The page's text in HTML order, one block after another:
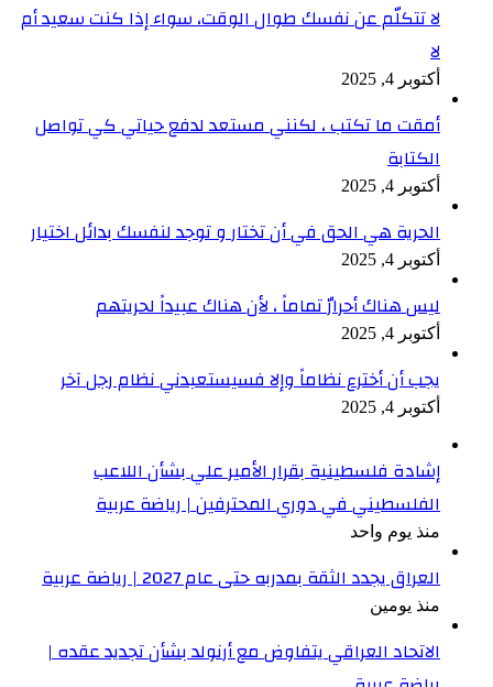
لا تتكلّم عن نفسك طوال الوقت، سواء إذا كنت سعيد أم
لا
أكتوبر 4, 2025
أمقت ما تكتب ، لكنني مستعد لدفع حياتي كي تواصل
الكتابة
أكتوبر 4, 2025
الحرية هي الحق في أن تختار و توجد لنفسك بدائل اختيار
أكتوبر 4, 2025
ليس هناك أحرارٌ تماماً ، لأن هناك عبيداً لحريتهم
أكتوبر 4, 2025
يجب أن أخترع نظاماً وإلا فسيستعبدني نظام رجل آخر
أكتوبر 4, 2025
إشادة فلسطينية بقرار الأمير علي بشأن اللاعب
الفلسطيني في دوري المحترفين | رياضة عربية
منذ يوم واحد
العراق يجدد الثقة بمدربه حتى عام 2027 | رياضة عربية
منذ يومين
الاتحاد العراقي يتفاوض مع أرنولد بشأن تجديد عقده |